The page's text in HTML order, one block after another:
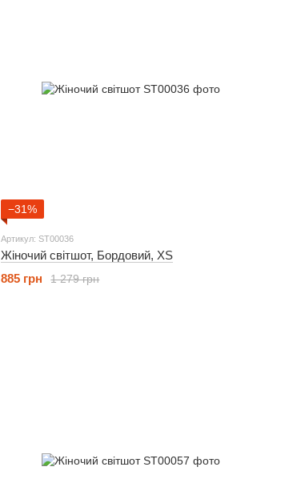
−31%
Артикул: ST00036
Жіночий світшот, Бордовий, XS
1 279 грн
885 грн